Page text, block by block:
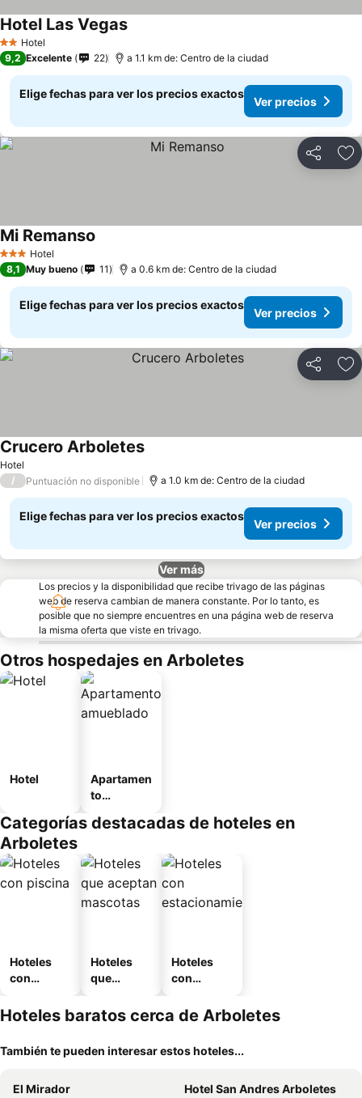
2 Estrellas
Hotel
Hotel Las Vegas
9,2 Excelente 22 a 1.1 km de: Centro de la ciudad
Elige fechas para ver los precios exactos
Ver precios
Compartir
3 Estrellas
Hotel
Mi Remanso
8,1 Muy bueno 11 a 0.6 km de: Centro de la ciudad
Elige fechas para ver los precios exactos
Ver precios
Compartir
Hotel
Crucero Arboletes
/ Puntuación no disponible a 1.0 km de: Centro de la ciudad
Elige fechas para ver los precios exactos
Ver precios
Ver más
Los precios y la disponibilidad que recibe trivago de las páginas
web de reserva cambian de manera constante. Por lo tanto, es
posible que no siempre encuentres en una página web de reserva
la misma oferta que viste en trivago.
Otros hospedajes en Arboletes
Hotel
Apartamen
to
o
Categorías destacadas de hoteles en
Arboletes
Hoteles
con
Hoteles
que
mascotas
Hoteles
con
miento
Hoteles baratos cerca de Arboletes
También te pueden interesar estos hoteles...
El Mirador
Hotel San Andres Arboletes